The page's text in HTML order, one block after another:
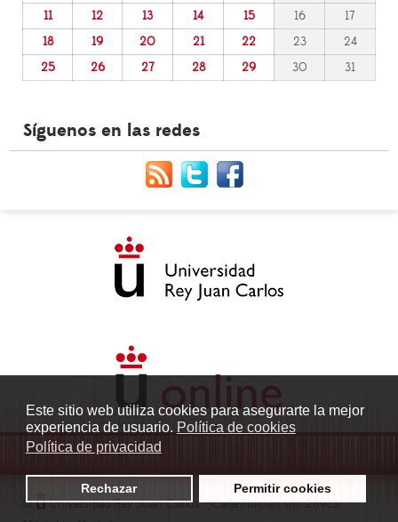
Este sitio web utiliza cookies para asegurarte la mejor
experiencia de usuario. Política de cookies
Política de privacidad
Rechazar Permitir cookies
11
12 13 14 15 16
17
18
19 20 21 22 23
24
25
26 27 28 29 30 31
Síguenos en las redes
© Universidad Rey Juan Carlos- Calle Tulipán s/n. 28933